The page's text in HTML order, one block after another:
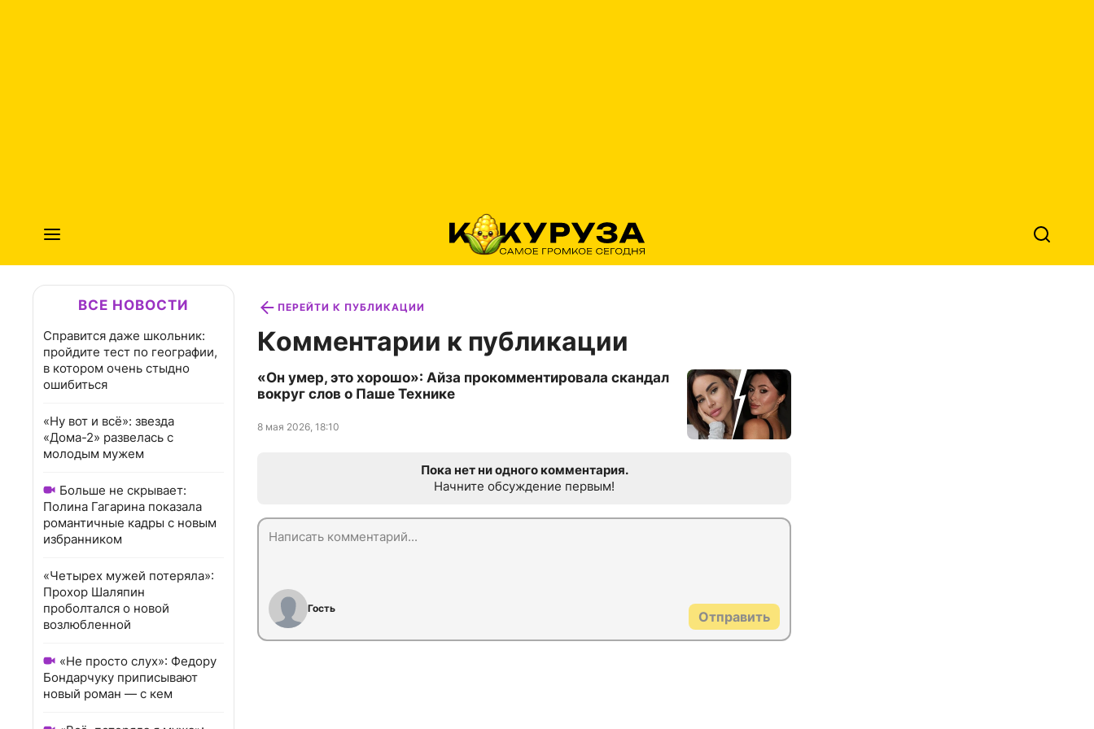
ВСЕ НОВОСТИ
Справится даже школьник:
пройдите тест по географии,
в котором очень стыдно
ошибиться
«Ну вот и всё»: звезда
«Дома-2» развелась с
молодым мужем
Больше не скрывает:
Полина Гагарина показала
романтичные кадры с новым
избранником
«Четырех мужей потеряла»:
Прохор Шаляпин
проболтался о новой
возлюбленной
«Не просто слух»: Федору
Бондарчуку приписывают
новый роман — с кем
ПЕРЕЙТИ К ПУБЛИКАЦИИ
Комментарии к публикации
«Он умер, это хорошо»: Айза прокомментировала скандал
вокруг слов о Паше Технике
8 мая 2026, 18:10
Пока нет ни одного комментария.
Начните обсуждение первым!
Гость
Отправить